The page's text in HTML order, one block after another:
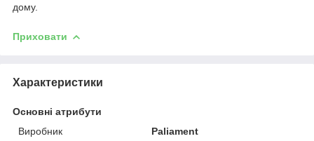
дому.
Приховати
Характеристики
Основні атрибути
Виробник
Paliament